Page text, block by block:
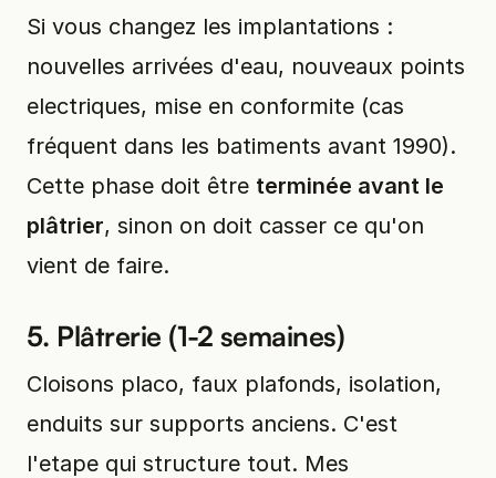
Si vous changez les implantations :
nouvelles arrivées d'eau, nouveaux points
electriques, mise en conformite (cas
fréquent dans les batiments avant 1990).
Cette phase doit être terminée avant le
plâtrier, sinon on doit casser ce qu'on
vient de faire.
5. Plâtrerie (1-2 semaines)
Cloisons placo, faux plafonds, isolation,
enduits sur supports anciens. C'est
l'etape qui structure tout. Mes